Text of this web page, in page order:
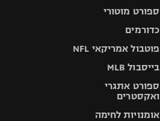
ספורט מוטורי
כדורמים
פוטבול אמריקאי NFL
בייסבול MLB
ספורט אתגרי
ואקסטרים
אומנויות לחימה